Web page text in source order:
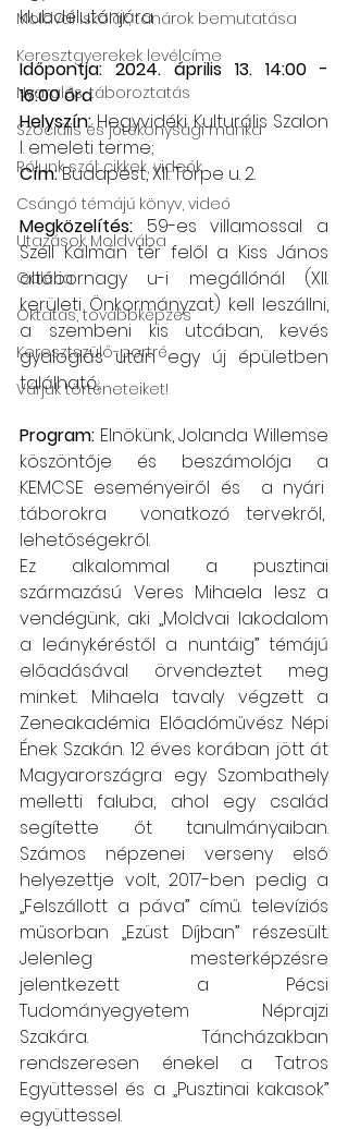
Moldvai iskolák, tanárok bemutatása
Keresztgyerekek levélcíme
Nyaralás, táboroztatás
Szociális és jótékonysági munka
Rólunk szól: cikkek, videók
Csángó témájú könyv, videó
Utazások Moldvába
Galéria
Oktatás, továbbképzés
Keresztszülő-portré
Várjuk történeteiket!
klubdélutánjára
Időpontja: 2024. április 13. 14:00 -
16:00 óra
Helyszín: Hegyvidéki Kulturális Szalon
I. emeleti terme;
Cím: Budapest, XII. Törpe u. 2.
Megközelítés: 59-es villamossal a
Széll Kálmán tér felől a Kiss János
altábornagy u-i megállónál (XII.
kerületi Önkormányzat) kell leszállni,
a szembeni kis utcában, kevés
gyaloglás után egy új épületben
található;
Program: Elnökünk, Jolanda Willemse
köszöntője és beszámolója a
KEMCSE eseményeiről és  a nyári
táborokra  vonatkozó tervekről,
lehetőségekről.
Ez alkalommal a pusztinai
származású Veres Mihaela lesz a
vendégünk, aki „Moldvai lakodalom
a leánykéréstől a nuntáig” témájú
előadásával örvendeztet meg
minket. Mihaela tavaly végzett a
Zeneakadémia Előadóművész Népi
Ének Szakán. 12 éves korában jött át
Magyarországra egy Szombathely
melletti faluba, ahol egy család
segítette őt tanulmányaiban.
Számos népzenei verseny első
helyezettje volt, 2017-ben pedig a
„Felszállott a páva” című. televíziós
műsorban „Ezüst Díjban” részesült.
Jelenleg mesterképzésre
jelentkezett a Pécsi
Tudományegyetem Néprajzi
Szakára. Táncházakban
rendszeresen énekel a Tatros
Együttessel és a „Pusztinai kakasok”
együttessel.